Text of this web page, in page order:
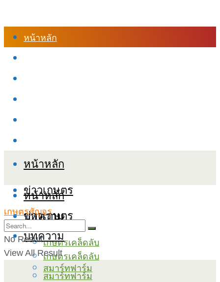
หน้าหลัก
หน้าหลัก
ข่าวเกษตร
บทความ
เกษตรเคล็ดลับ
สมาร์ทฟาร์ม
หน้าหลัก
ข่าวเกษตร
บทความ
เกษตรเคล็ดลับ
สมาร์ทฟาร์ม
เกษตรสัญจร
No Result
View All Result